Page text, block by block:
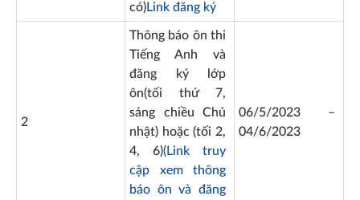
có)Link đăng ký
2
Thông báo ôn thi
Tiếng Anh và
đăng ký lớp
ôn(tối thứ 7,
sáng chiều Chủ
nhật) hoặc (tối 2,
4, 6)(Link truy
cập xem thông
báo ôn và đăng
06/5/2023 –
04/6/2023